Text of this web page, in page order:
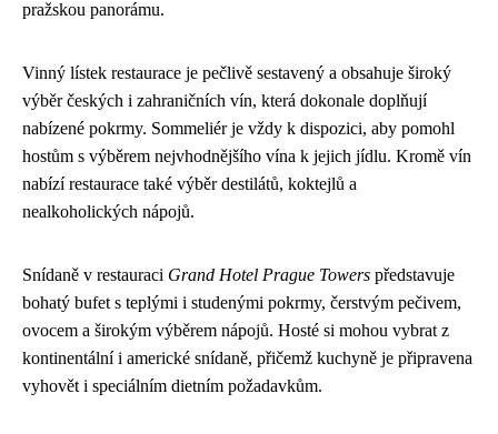
pražskou panorámu.
Vinný lístek restaurace je pečlivě sestavený a obsahuje široký
výběr českých i zahraničních vín, která dokonale doplňují
nabízené pokrmy. Sommeliér je vždy k dispozici, aby pomohl
hostům s výběrem nejvhodnějšího vína k jejich jídlu. Kromě vín
nabízí restaurace také výběr destilátů, koktejlů a
nealkoholických nápojů.
Snídaně v restauraci Grand Hotel Prague Towers představuje
bohatý bufet s teplými i studenými pokrmy, čerstvým pečivem,
ovocem a širokým výběrem nápojů. Hosté si mohou vybrat z
kontinentální i americké snídaně, přičemž kuchyně je připravena
vyhovět i speciálním dietním požadavkům.